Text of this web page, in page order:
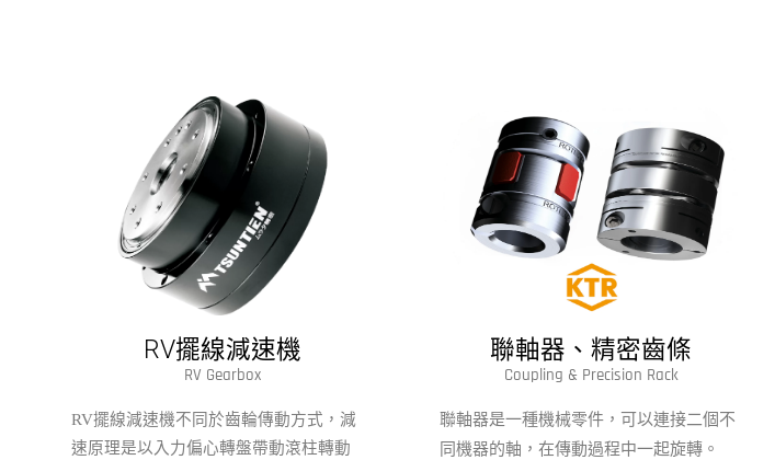
RV擺線減速機
RV Gearbox
RV擺線減速機不同於齒輪傳動方式，減
速原理是以入力偏心轉盤帶動滾柱轉動
聯軸器、精密齒條
Coupling & Precision Rack
聯軸器是一種機械零件，可以連接二個不
同機器的軸，在傳動過程中一起旋轉。